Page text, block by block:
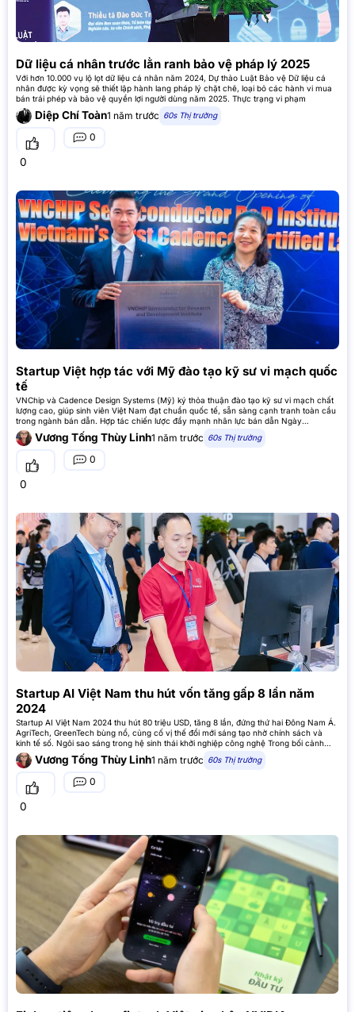
Dữ liệu cá nhân trước lằn ranh bảo vệ pháp lý 2025
Với hơn 10.000 vụ lộ lọt dữ liệu cá nhân năm 2024, Dự thảo Luật Bảo vệ Dữ liệu cá
nhân được kỳ vọng sẽ thiết lập hành lang pháp lý chặt chẽ, loại bỏ các hành vi mua
bán trái phép và bảo vệ quyền lợi người dùng năm 2025. Thực trạng vi phạm
Diệp Chí Toàn1 năm trước 60s Thị trường
0
0
Startup Việt hợp tác với Mỹ đào tạo kỹ sư vi mạch quốc
tế
VNChip và Cadence Design Systems (Mỹ) ký thỏa thuận đào tạo kỹ sư vi mạch chất
lượng cao, giúp sinh viên Việt Nam đạt chuẩn quốc tế, sẵn sàng cạnh tranh toàn cầu
trong ngành bán dẫn. Hợp tác chiến lược đẩy mạnh nhân lực bán dẫn Ngày
24/04/2025, tại TP.HCM, Viện Nghiên cứu và
Vương Tống Thùy Linh1 năm trước 60s Thị trường
0
0
Startup AI Việt Nam thu hút vốn tăng gấp 8 lần năm
2024
Startup AI Việt Nam 2024 thu hút 80 triệu USD, tăng 8 lần, đứng thứ hai Đông Nam Á.
AgriTech, GreenTech bùng nổ, củng cố vị thế đổi mới sáng tạo nhờ chính sách và
kinh tế số. Ngôi sao sáng trong hệ sinh thái khởi nghiệp công nghệ Trong bối cảnh
kinh tế toàn
Vương Tống Thùy Linh1 năm trước 60s Thị trường
0
0